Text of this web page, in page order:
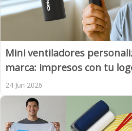
Mini ventiladores
marca: impresos con tu
24 Jun 2026